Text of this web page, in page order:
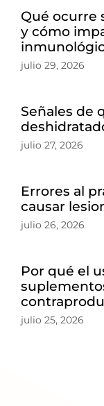
Qué ocurre
y cómo
julio 29, 2026
Señales de
julio 27, 2026
Errores al
causar
julio 26, 2026
Por qué el
julio 25, 2026